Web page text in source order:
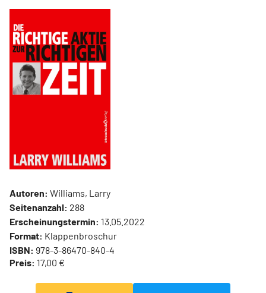
Autoren: Williams, Larry
Seitenanzahl: 288
Erscheinungstermin: 13.05.2022
Format: Klappenbroschur
ISBN: 978-3-86470-840-4
Preis: 17,00 €